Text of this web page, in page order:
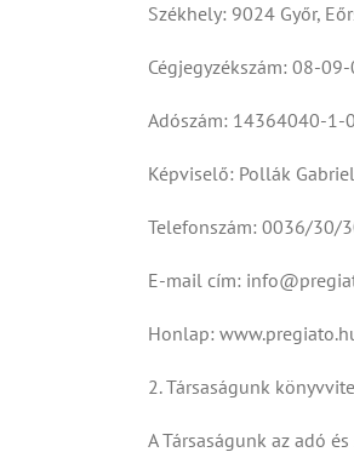
Székhely: 9024 Győr,
Cégjegyzékszám: 08-
Adószám: 14364040-1-
Képviselő: Pollák
Telefonszám: 0036/30/
E-mail cím:
Honlap:
2. Társaságunk
A Társaságunk az adó